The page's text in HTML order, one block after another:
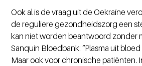
Ook al is de vraag uit de Oekraïne
de reguliere gezondheidszorg een
kan niet worden beantwoord zonder
Sanquin Bloedbank: “Plasma uit
Maar ook voor chronische patiënten.